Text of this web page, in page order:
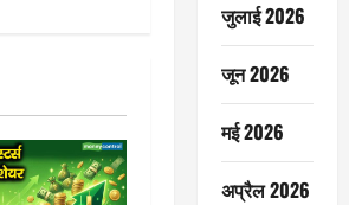
जुलाई 2026
जून 2026
मई 2026
अप्रैल 2026